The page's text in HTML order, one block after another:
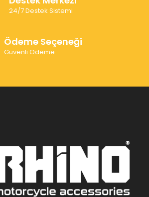
24/7 Destek Sistemi
Ödeme Seçeneği
Güvenli Ödeme